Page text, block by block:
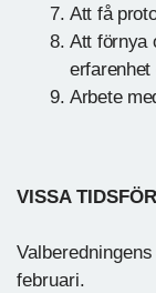
Att få
Att förnya
Arbete
VISSA
februari.